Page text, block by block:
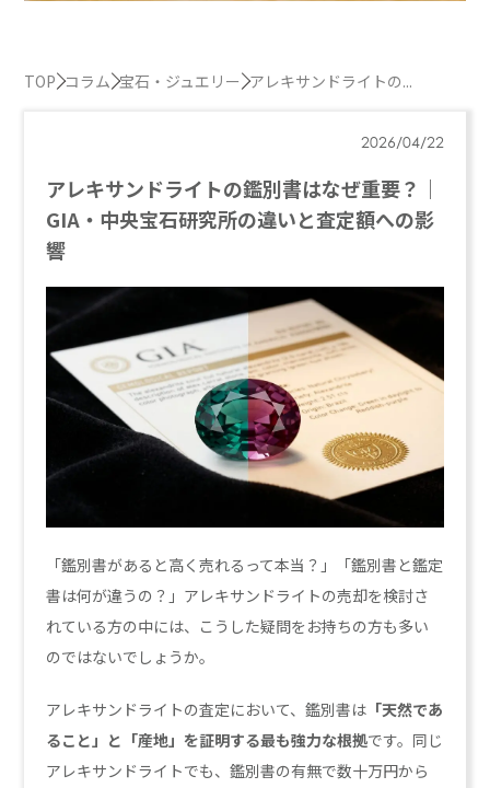
TOP コラム 宝石・ジュエリー アレキサンドライトの...
2026/04/22
アレキサンドライトの鑑別書はなぜ重要？｜
GIA・中央宝石研究所の違いと査定額への影
響
「鑑別書があると高く売れるって本当？」「鑑別書と鑑定
書は何が違うの？」アレキサンドライトの売却を検討さ
れている方の中には、こうした疑問をお持ちの方も多い
のではないでしょうか。
アレキサンドライトの査定において、鑑別書は 「天然であ
ること」と「産地」を証明する最も強力な根拠です。同じ
アレキサンドライトでも、鑑別書の有無で数十万円から